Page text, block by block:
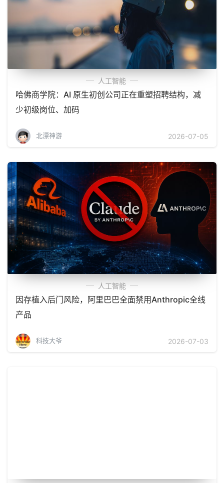
人工智能
哈佛商学院：AI 原生初创公司正在重塑招聘结构，减
少初级岗位、加码
北漂神游 2026-07-05
人工智能
因存植入后门风险，阿里巴巴全面禁用Anthropic全线
产品
科技大爷 2026-07-03